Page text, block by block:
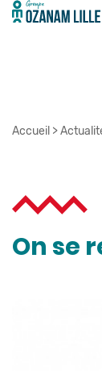
Accueil >
On se